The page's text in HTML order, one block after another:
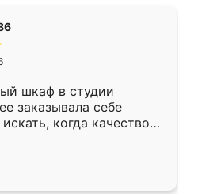
шкаф в студии
заказывала себе
когда качеством
кухня уже почти
нет.